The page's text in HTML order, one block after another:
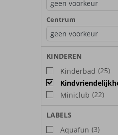
Centrum
KINDEREN
Kinderbad (25)
Miniclub (22)
LABELS
Aquafun (3)